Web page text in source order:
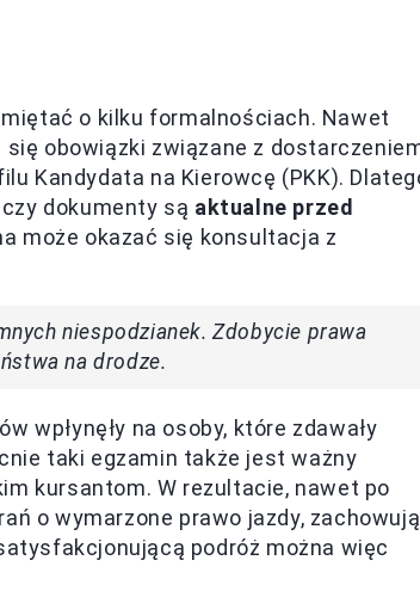
o kilku formalnościach. Nawet
obowiązki związane z
Kandydata na Kierowcę (PKK).
dokumenty są aktualne przed
może okazać się konsultacja z
niespodzianek. Zdobycie prawa
na drodze.
wpłynęły na osoby, które zdawały
taki egzamin także jest ważny
kursantom. W rezultacie, nawet po
o wymarzone prawo jazdy,
podróż można więc